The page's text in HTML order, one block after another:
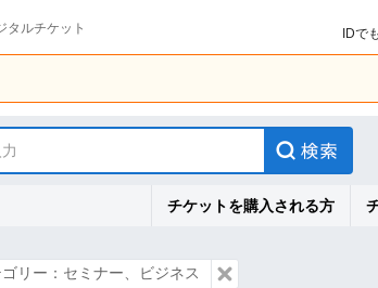
ルチケット
IDで
チケットを購入される方
リー：セミナー、ビジネス